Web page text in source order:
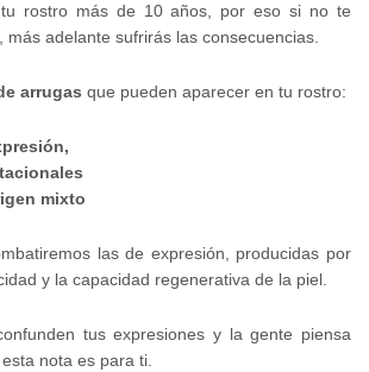
tu rostro más de 10 años, por eso si no te
más adelante sufrirás las consecuencias.
arrugas que pueden aparecer en tu rostro:
mixto
las de expresión, producidas por
y la capacidad regenerativa de la piel.
tus expresiones y la gente piensa
nota es para ti.